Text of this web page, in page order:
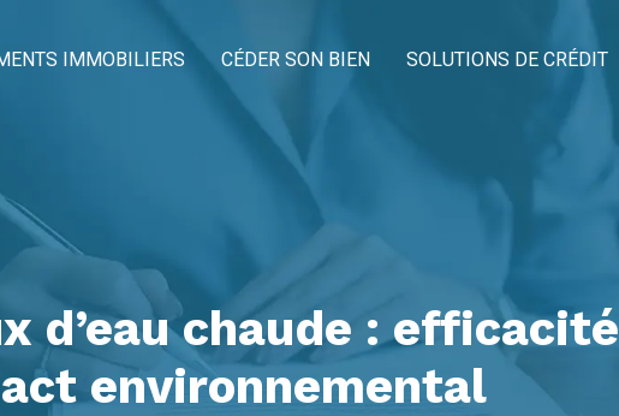
IMMOBILIERS CÉDER SON BIEN SOLUTIONS DE CRÉDIT
d’eau chaude : efficacité
environnemental